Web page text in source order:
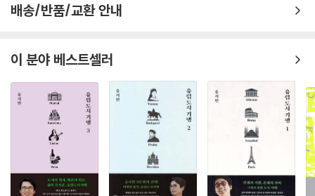
배송/반품/교환 안내
이 분야 베스트셀러